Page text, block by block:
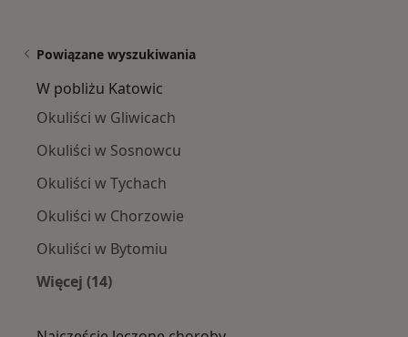
Powiązane wyszukiwania
W pobliżu Katowic
Okuliści w Gliwicach
Okuliści w Sosnowcu
Okuliści w Tychach
Okuliści w Chorzowie
Okuliści w Bytomiu
Więcej (14)